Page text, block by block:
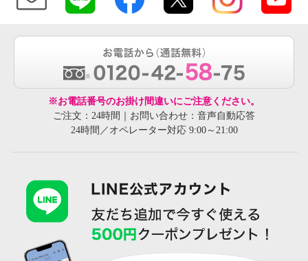
※お電話番号のお掛け間違いにご注意ください。
ご注文：24時間｜お問い合わせ：音声自動応答
24時間／オペレーター対応 9:00～21:00